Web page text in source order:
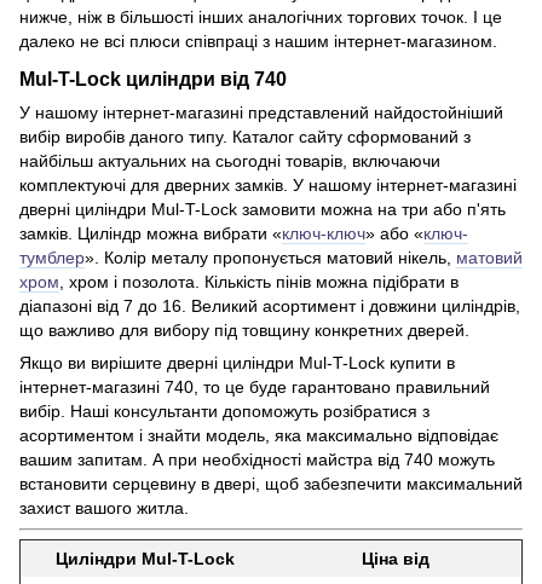
нижче, ніж в більшості інших аналогічних торгових точок. І це
далеко не всі плюси співпраці з нашим інтернет-магазином.
Mul-T-Lock циліндри від 740
У нашому інтернет-магазині представлений найдостойніший
вибір виробів даного типу. Каталог сайту сформований з
найбільш актуальних на сьогодні товарів, включаючи
комплектуючі для дверних замків. У нашому інтернет-магазині
дверні циліндри Mul-T-Lock замовити можна на три або п'ять
замків. Циліндр можна вибрати «ключ-ключ» або «ключ-
тумблер». Колір металу пропонується матовий нікель, матовий
хром, хром і позолота. Кількість пінів можна підібрати в
діапазоні від 7 до 16. Великий асортимент і довжини циліндрів,
що важливо для вибору під товщину конкретних дверей.
Якщо ви вирішите дверні циліндри Mul-T-Lock купити в
інтернет-магазині 740, то це буде гарантовано правильний
вибір. Наші консультанти допоможуть розібратися з
асортиментом і знайти модель, яка максимально відповідає
вашим запитам. А при необхідності майстра від 740 можуть
встановити серцевину в двері, щоб забезпечити максимальний
захист вашого житла.
Циліндри Mul-T-Lock
Ціна від